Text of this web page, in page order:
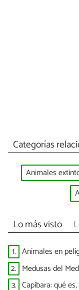
Categorías
Animales
Lo más visto
1. Animales en
2. Medusas del
3. Capibara: qué